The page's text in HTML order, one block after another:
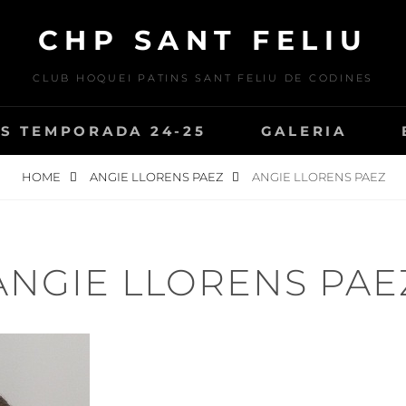
CHP SANT FELIU
CLUB HOQUEI PATINS SANT FELIU DE CODINES
TEMPORADA 24-25 GALERIA
HOME ANGIE LLORENS PAEZ ANGIE LLORENS PAEZ
LLORENS